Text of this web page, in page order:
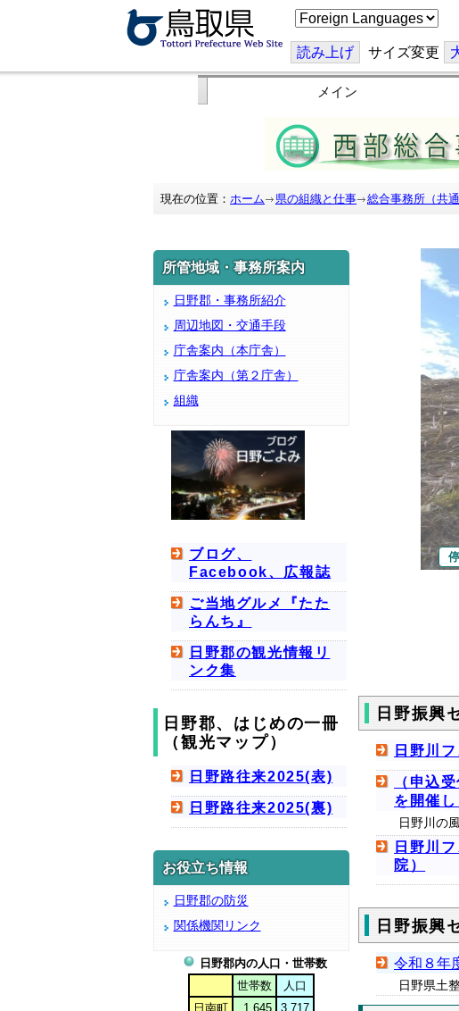
こ
の
ジ
を
る
読み上げ サイズ変更
メイン
現在の位置： ホーム 県の組織と仕事 総合事務所（共通
所管地域・事務所案内
日野郡・事務所紹介
周辺地図・交通手段
庁舎案内（本庁舎）
庁舎案内（第２庁舎）
組織
ブログ、
Facebook、広報誌
ご当地グルメ『たた
らんち』
日野郡の観光情報リ
ンク集
日野郡、はじめの一冊
（観光マップ）
日野路往来2025(表)
日野路往来2025(裏)
お役立ち情報
日野郡の防災
関係機関リンク
日野郡内の人口・世帯数
世帯数
人口
日南町
1,645
3,717
日野振興
日野川
（申込
を開催し
日野川の
日野川
院）
日野振興
令和８年
日野県土